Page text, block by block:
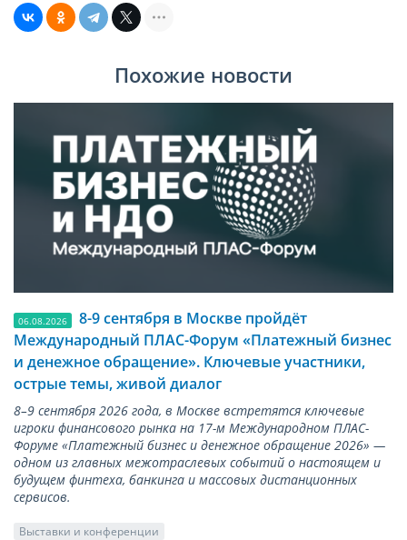
Похожие новости
06.08.2026
8-9 сентября в Москве пройдёт
Международный ПЛАС-Форум «Платежный бизнес
и денежное обращение». Ключевые участники,
острые темы, живой диалог
8–9 сентября 2026 года, в Москве встретятся ключевые
игроки финансового рынка на 17-м Международном ПЛАС-
Форуме «Платежный бизнес и денежное обращение 2026» —
одном из главных межотраслевых событий о настоящем и
будущем финтеха, банкинга и массовых дистанционных
сервисов.
Выставки и конференции